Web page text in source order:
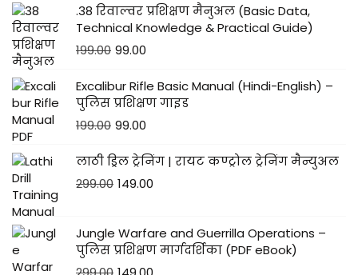
T
की
त
र
ह
से
म
आ
सा
न
भा
.38 रिवाल्वर प्रशिक्षण मैनुअल (Basic Data,
Technical Knowledge & Practical Guide)
199.00 99.00
Excalibur Rifle Basic Manual (Hindi-English) –
पुलिस प्रशिक्षण गाइड
199.00 99.00
लाठी ड्रिल ट्रेनिंग | रायट कण्ट्रोल ट्रेनिंग मैन्युअल
299.00 149.00
Jungle Warfare and Guerrilla Operations –
पुलिस प्रशिक्षण मार्गदर्शिका (PDF eBook)